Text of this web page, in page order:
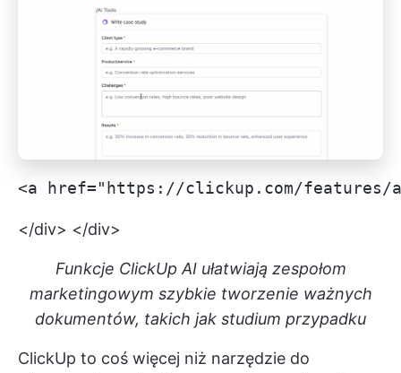
<a href="https://clickup.com/features/
</div> </div>
Funkcje ClickUp AI ułatwiają zespołom
marketingowym szybkie tworzenie ważnych
dokumentów, takich jak studium przypadku
ClickUp to coś więcej niż narzędzie do